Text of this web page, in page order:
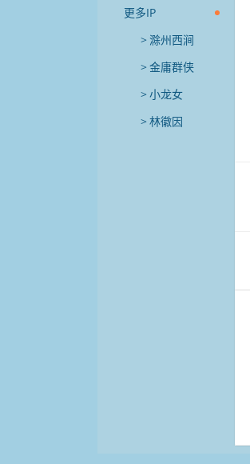
更多IP
滁州西涧
金庸群侠
小龙女
林徽因